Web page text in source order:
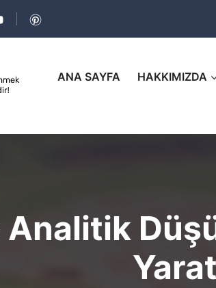
ANA SAYFA HAKKIMIZDA
Analitik